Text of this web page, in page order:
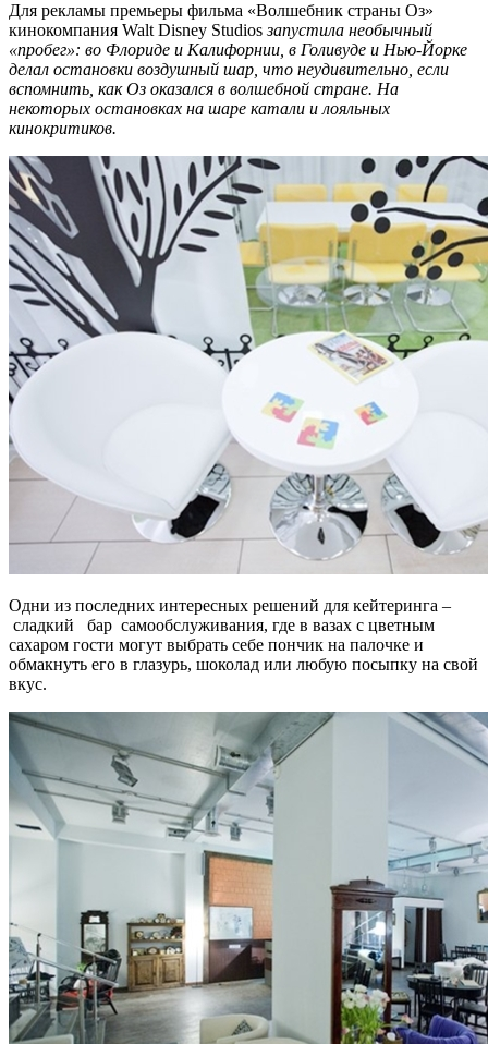
Для рекламы премьеры фильма «Волшебник страны Оз»
кинокомпания Walt Disney Studiosзапустила необычный
«пробег»: во Флориде и Калифорнии, в Голивуде и Нью-Йорке
делал остановки воздушный шар, что неудивительно, если
вспомнить, как Оз оказался в волшебной стране. На
некоторых остановках на шаре катали и лояльных
кинокритиков.
Одни из последних интересных решений для кейтеринга –
сладкий
бар самообслуживания, где в вазах с цветным
сахаром гости могут выбрать себе пончик на палочке и
обмакнуть его в глазурь, шоколад или любую посыпку на свой
вкус.